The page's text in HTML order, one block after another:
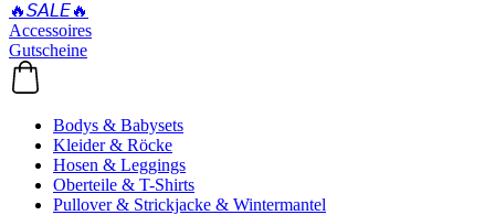
🔥𝘚𝘈𝘓𝘌🔥
Accessoires
Gutscheine
Bodys & Babysets
Kleider & Röcke
Hosen & Leggings
Oberteile & T-Shirts
Pullover & Strickjacke & Wintermantel